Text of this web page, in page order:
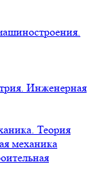
Инженерная
Теория
механика